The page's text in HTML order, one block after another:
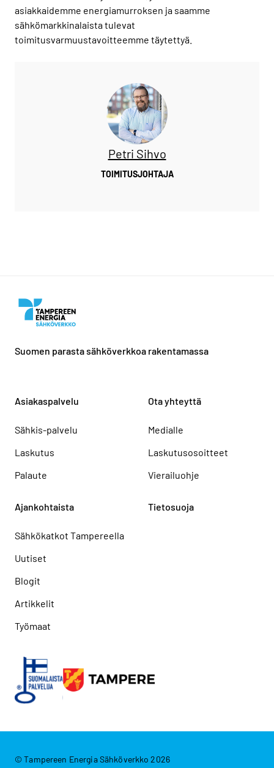
asiakkaidemme energiamurroksen ja saamme
sähkömarkkinalaista tulevat
toimitusvarmuustavoitteemme täytettyä.
Petri Sihvo
TOIMITUSJOHTAJA
Suomen parasta sähköverkkoa rakentamassa
Asiakaspalvelu
Sähkis-palvelu
Laskutus
Palaute
Ota yhteyttä
Medialle
Laskutusosoitteet
Vierailuohje
Ajankohtaista
Sähkökatkot Tampereella
Uutiset
Blogit
Artikkelit
Työmaat
Tietosuoja
© Tampereen Energia Sähköverkko 2026